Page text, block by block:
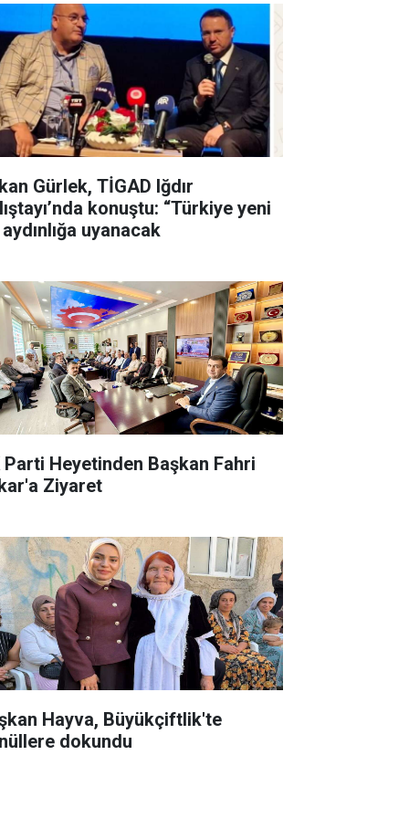
Gürlek, TİGAD Iğdır
konuştu: “Türkiye yeni
uyanacak
Parti Heyetinden Başkan Fahri
Ziyaret
Hayva, Büyükçiftlik'te
dokundu